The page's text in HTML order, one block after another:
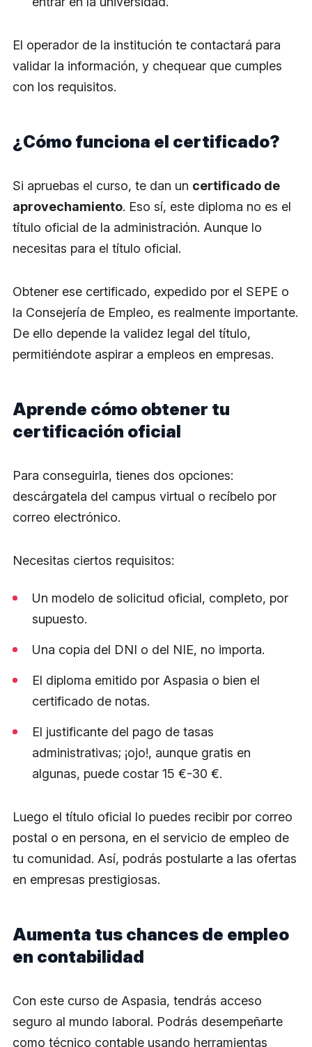
El operador de la institución te contactará para
validar la información, y chequear que cumples
con los requisitos.
¿Cómo funciona el certificado?
Si apruebas el curso, te dan un certificado de
aprovechamiento. Eso sí, este diploma no es el
título oficial de la administración. Aunque lo
necesitas para el título oficial.
Obtener ese certificado, expedido por el SEPE o
la Consejería de Empleo, es realmente importante.
De ello depende la validez legal del título,
permitiéndote aspirar a empleos en empresas.
Aprende cómo obtener tu
certificación oficial
Para conseguirla, tienes dos opciones:
descárgatela del campus virtual o recíbelo por
correo electrónico.
Necesitas ciertos requisitos:
Un modelo de solicitud oficial, completo, por
supuesto.
Una copia del DNI o del NIE, no importa.
El diploma emitido por Aspasia o bien el
certificado de notas.
El justificante del pago de tasas
administrativas; ¡ojo!, aunque gratis en
algunas, puede costar 15 €-30 €.
Luego el título oficial lo puedes recibir por correo
postal o en persona, en el servicio de empleo de
tu comunidad. Así, podrás postularte a las ofertas
en empresas prestigiosas.
Aumenta tus chances de empleo
en contabilidad
Con este curso de Aspasia, tendrás acceso
seguro al mundo laboral. Podrás desempeñarte
como técnico contable usando herramientas